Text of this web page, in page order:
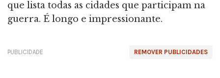
que lista todas as cidades que participam na
guerra. É longo e impressionante.
REMOVER PUBLICIDADES
PUBLICIDADE